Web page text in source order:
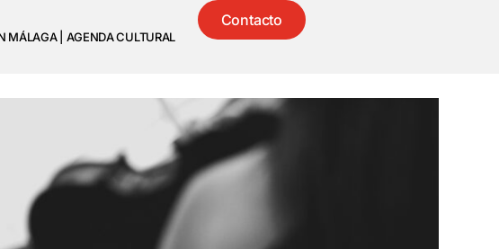
MÁLAGA | AGENDA CULTURAL
Contacto